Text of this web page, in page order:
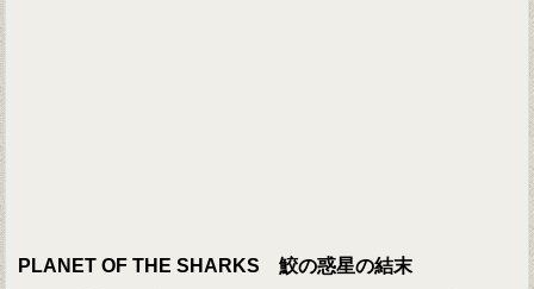
PLANET OF THE SHARKS 鮫の惑星の結末